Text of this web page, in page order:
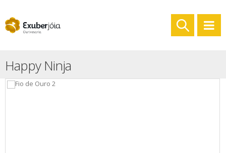
Happy Ninja